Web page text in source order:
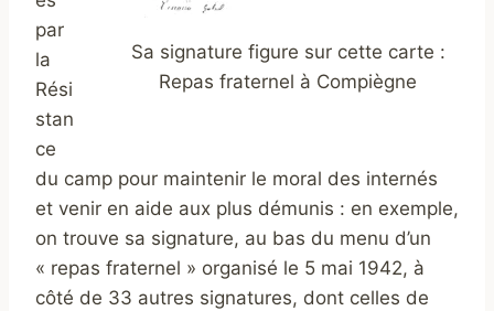
Sa signature figure sur cette carte :
Repas fraternel à Compiègne
par
la
Rési
stan
ce
du camp pour maintenir le moral des internés
et venir en aide aux plus démunis : en exemple,
on trouve sa signature, au bas du menu d’un
« repas fraternel » organisé le 5 mai 1942, à
côté de 33 autres signatures, dont celles de